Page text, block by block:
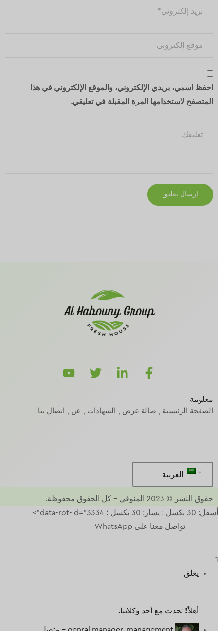
احفظ اسمي، بريدي الإلكتروني، والموقع الإلكتروني في هذا
المتصفح لاستخدامها المرة المقبلة في تعليقي.
معلومة
الصفحة الرئيسية صالة عرض الشهادات عن اتصال بنا
العربية
حقوق النشر © 2023 المنوفي – كل الحقوق محفوظة.
أسفل: 30 بكسل ؛ يسار: 30 بكسل ؛ data-rot-id="3334">
تواصل معنا على WhatsApp
1
يغلق
أهلاً! تحدث مع أحد وكلائنا.